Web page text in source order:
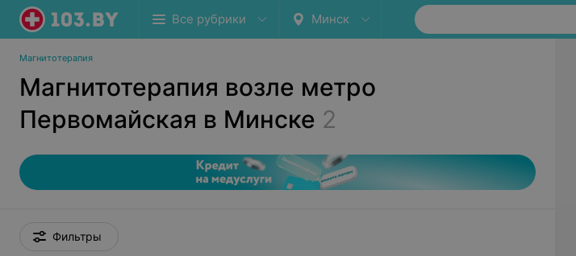
Все рубрики Минск
Магнитотерапия
Магнитотерапия возле метро
Первомайская в Минске 2
Фильтры